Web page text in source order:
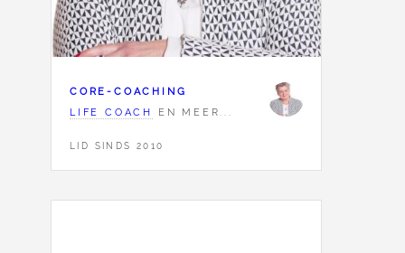
CORE-COACHING
LIFE COACH
EN MEER...
LID SINDS 2010